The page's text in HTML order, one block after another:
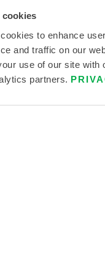
cookies
to enhance
and traffic on our
use of our site with
partners.
EINKAUFSFÜHRER
FÜR H
normalerweise